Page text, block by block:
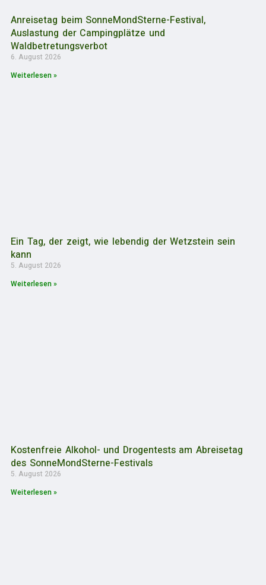
Anreisetag beim SonneMondSterne-Festival,
Auslastung der Campingplätze und
Waldbetretungsverbot
6. August 2026
Weiterlesen »
Ein Tag, der zeigt, wie lebendig der Wetzstein sein
kann
5. August 2026
Weiterlesen »
Kostenfreie Alkohol- und Drogentests am Abreisetag
des SonneMondSterne-Festivals
5. August 2026
Weiterlesen »